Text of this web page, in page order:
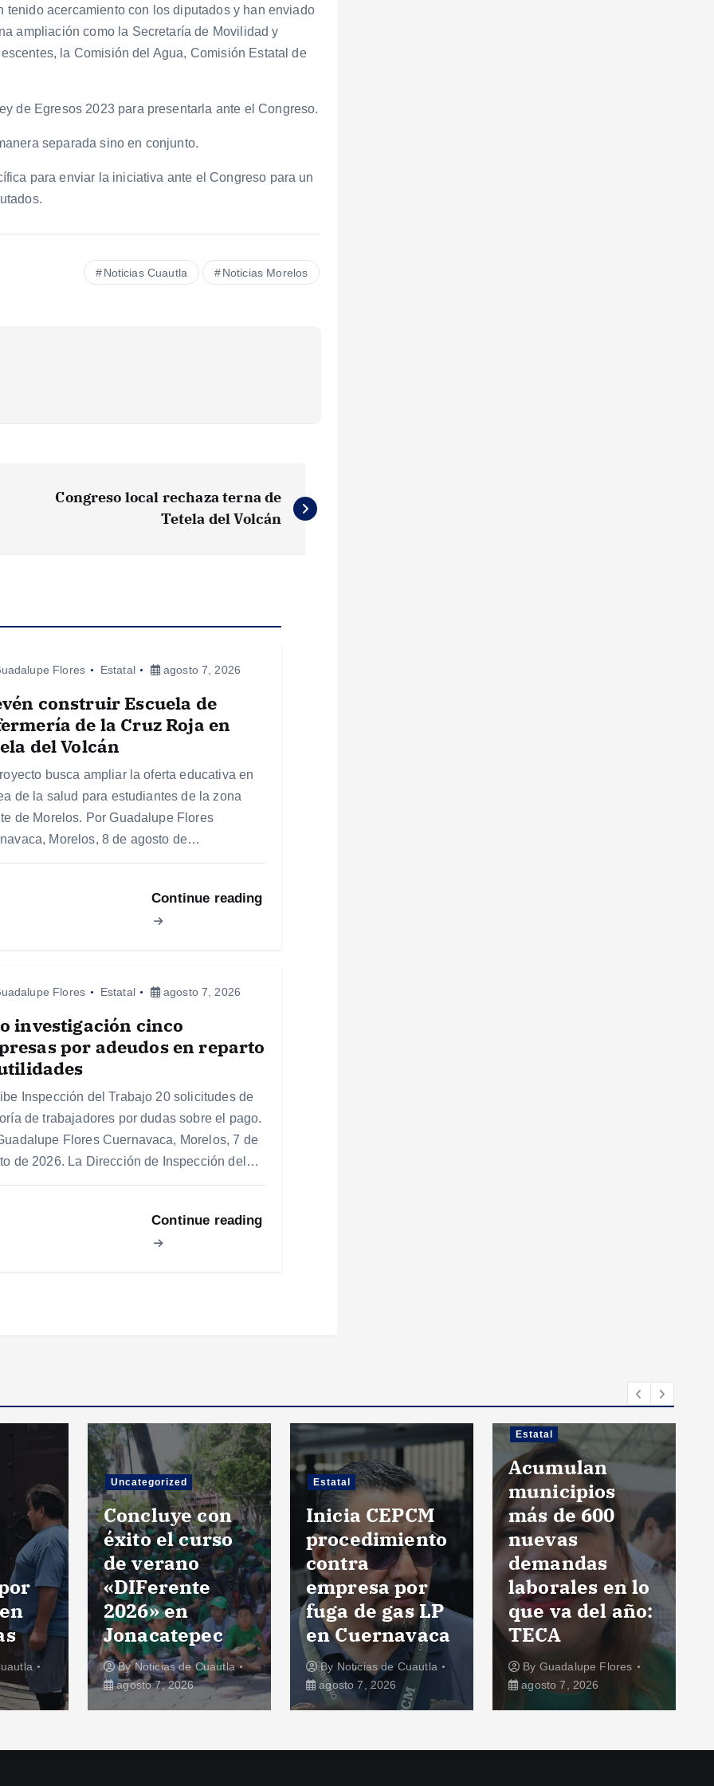
acercamiento con los diputados y han enviado
ampliación como la Secretaría de Movilidad y
la Comisión del Agua, Comisión Estatal de
de Egresos 2023 para presentarla ante el Congreso.
separada sino en conjunto.
para enviar la iniciativa ante el Congreso para un
Noticias Cuautla Noticias Morelos
Congreso local rechaza terna de
Tetela del Volcán
Flores Estatal agosto 7, 2026
construir Escuela de
de la Cruz Roja en
del Volcán
busca ampliar la oferta educativa en
de la salud para estudiantes de la zona
de Morelos. Por Guadalupe Flores
Morelos, 8 de agosto de…
Continue reading
Flores Estatal agosto 7, 2026
investigación cinco
por adeudos en reparto
Inspección del Trabajo 20 solicitudes de
de trabajadores por dudas sobre el pago.
Flores Cuernavaca, Morelos, 7 de
de 2026. La Dirección de Inspección del…
Continue reading
con
el curso
en
Noticias de Cuautla
7, 2026
Estatal
Inicia CEPCM
procedimiento
contra
empresa por
fuga de gas LP
en Cuernavaca
ByNoticias de Cuautla
agosto 7, 2026
Acumulan
municipios
más de 600
nuevas
demandas
laborales en lo
que va del año:
TECA
ByGuadalupe Flores
agosto 7, 2026
Estatal
Prevén
construir
Escuela de
Enfermería
la Cruz Roja
Tetela del
Volcán
ByGuadalupe Flores
agosto 7, 2026